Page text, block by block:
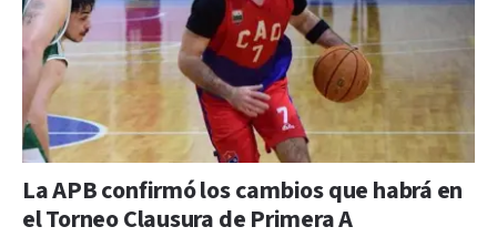
La APB confirmó los cambios que habrá en
el Torneo Clausura de Primera A